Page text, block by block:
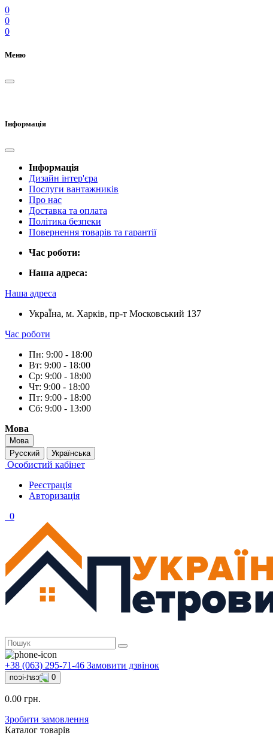
0
0
0
Меню
Інформація
Інформація
Дизайн інтер'єра
Послуги вантажників
Про нас
Доставка та оплата
Політика безпеки
Повернення товарів та гарантії
Час роботи:
Наша адреса:
Наша адреса
УкраЇна, м. Харків, пр-т Московський 137
Час роботи
Пн: 9:00 - 18:00
Вт: 9:00 - 18:00
Ср: 9:00 - 18:00
Чт: 9:00 - 18:00
Пт: 9:00 - 18:00
Сб: 9:00 - 13:00
Мова
Мова
Русский
Українська
Особистий кабінет
Реєстрація
Авторизація
0
+38 (063) 295-71-46 Замовити дзвінок
0
0.00 грн.
Зробити замовлення
Каталог товарів